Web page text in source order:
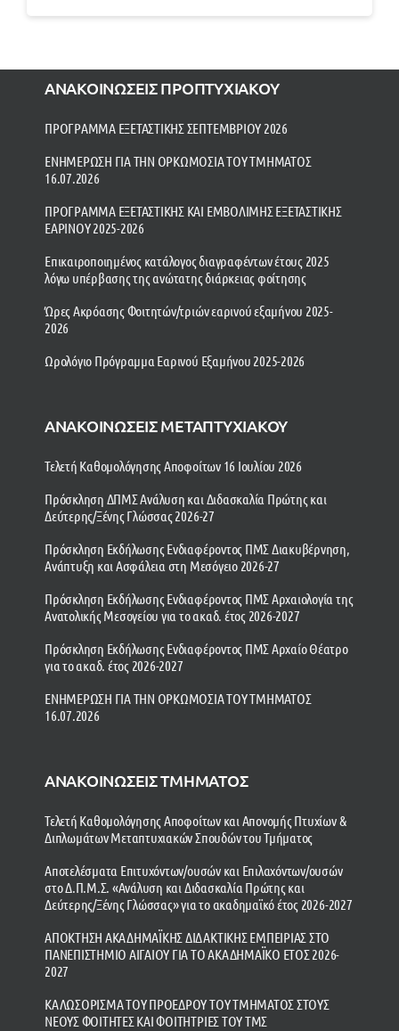
ΑΝΑΚΟΙΝΩΣΕΙΣ ΠΡΟΠΤΥΧΙΑΚΟΥ
ΠΡΟΓΡΑΜΜΑ ΕΞΕΤΑΣΤΙΚΗΣ ΣΕΠΤΕΜΒΡΙΟΥ 2026
ΕΝΗΜΕΡΩΣΗ ΓΙΑ ΤΗΝ ΟΡΚΩΜΟΣΙΑ ΤΟΥ ΤΜΗΜΑΤΟΣ
16.07.2026
ΠΡΟΓΡΑΜΜΑ ΕΞΕΤΑΣΤΙΚΗΣ ΚΑΙ ΕΜΒΟΛΙΜΗΣ ΕΞΕΤΑΣΤΙΚΗΣ
ΕΑΡΙΝΟΥ 2025-2026
Επικαιροποιημένος κατάλογος διαγραφέντων έτους 2025
λόγω υπέρβασης της ανώτατης διάρκειας φοίτησης
Ώρες Ακρόασης Φοιτητών/τριών εαρινού εξαμήνου 2025-
2026
Ωρολόγιο Πρόγραμμα Εαρινού Εξαμήνου 2025-2026
ΑΝΑΚΟΙΝΩΣΕΙΣ ΜΕΤΑΠΤΥΧΙΑΚΟΥ
Τελετή Καθομολόγησης Αποφοίτων 16 Ιουλίου 2026
Πρόσκληση ΔΠΜΣ Ανάλυση και Διδασκαλία Πρώτης και
Δεύτερης/Ξένης Γλώσσας 2026-27
Πρόσκληση Εκδήλωσης Ενδιαφέροντος ΠΜΣ Διακυβέρνηση,
Ανάπτυξη και Ασφάλεια στη Μεσόγειο 2026-27
Πρόσκληση Εκδήλωσης Ενδιαφέροντος ΠΜΣ Αρχαιολογία της
Ανατολικής Μεσογείου για το ακαδ. έτος 2026-2027
Πρόσκληση Εκδήλωσης Ενδιαφέροντος ΠΜΣ Αρχαίο Θέατρο
για το ακαδ. έτος 2026-2027
ΕΝΗΜΕΡΩΣΗ ΓΙΑ ΤΗΝ ΟΡΚΩΜΟΣΙΑ ΤΟΥ ΤΜΗΜΑΤΟΣ
16.07.2026
ΑΝΑΚΟΙΝΩΣΕΙΣ ΤΜΗΜΑΤΟΣ
Τελετή Καθομολόγησης Αποφοίτων και Απονομής Πτυχίων &
Διπλωμάτων Μεταπτυχιακών Σπουδών του Τμήματος
Αποτελέσματα Επιτυχόντων/ουσών και Επιλαχόντων/ουσών
στο Δ.Π.Μ.Σ. «Ανάλυση και Διδασκαλία Πρώτης και
Δεύτερης/Ξένης Γλώσσας» για το ακαδημαϊκό έτος 2026-2027
ΑΠΟΚΤΗΣΗ ΑΚΑΔΗΜΑΪΚΗΣ ΔΙΔΑΚΤΙΚΗΣ ΕΜΠΕΙΡΙΑΣ ΣΤΟ
ΠΑΝΕΠΙΣΤΗΜΙΟ ΑΙΓΑΙΟΥ ΓΙΑ ΤΟ ΑΚΑΔΗΜΑΪΚΟ ΕΤΟΣ 2026-
2027
ΚΑΛΩΣΟΡΙΣΜΑ ΤΟΥ ΠΡΟΕΔΡΟΥ ΤΟΥ ΤΜΗΜΑΤΟΣ ΣΤΟΥΣ
ΝΕΟΥΣ ΦΟΙΤΗΤΕΣ ΚΑΙ ΦΟΙΤΗΤΡΙΕΣ ΤΟΥ ΤΜΣ